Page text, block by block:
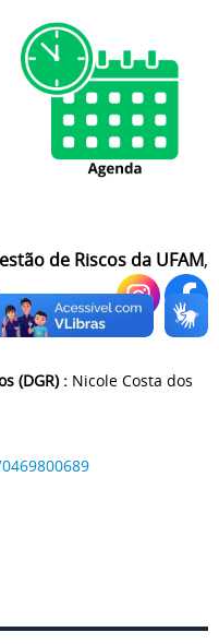
de Riscos da UFAM,
sociais:
(DGR) : Nicole Costa dos